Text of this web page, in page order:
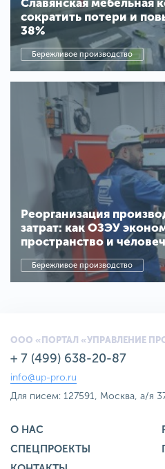
Славянская мебельная
сократить потери и
38%
Бережливое производство
Реорганизация
затрат: как ОЗЭУ
пространство и
Бережливое производство
ООО «ПОРТАЛ «УПРАВЛЕНИЕ
+ 7 (499) 638-20-87
info@up-pro.ru
Для писем: 127591, Москва, а/я
О НАС
СПЕЦПРОЕКТЫ